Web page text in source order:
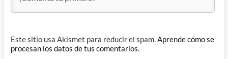
Este sitio usa Akismet para reducir el spam.Aprende cómo se
procesan los datos de tus comentarios.